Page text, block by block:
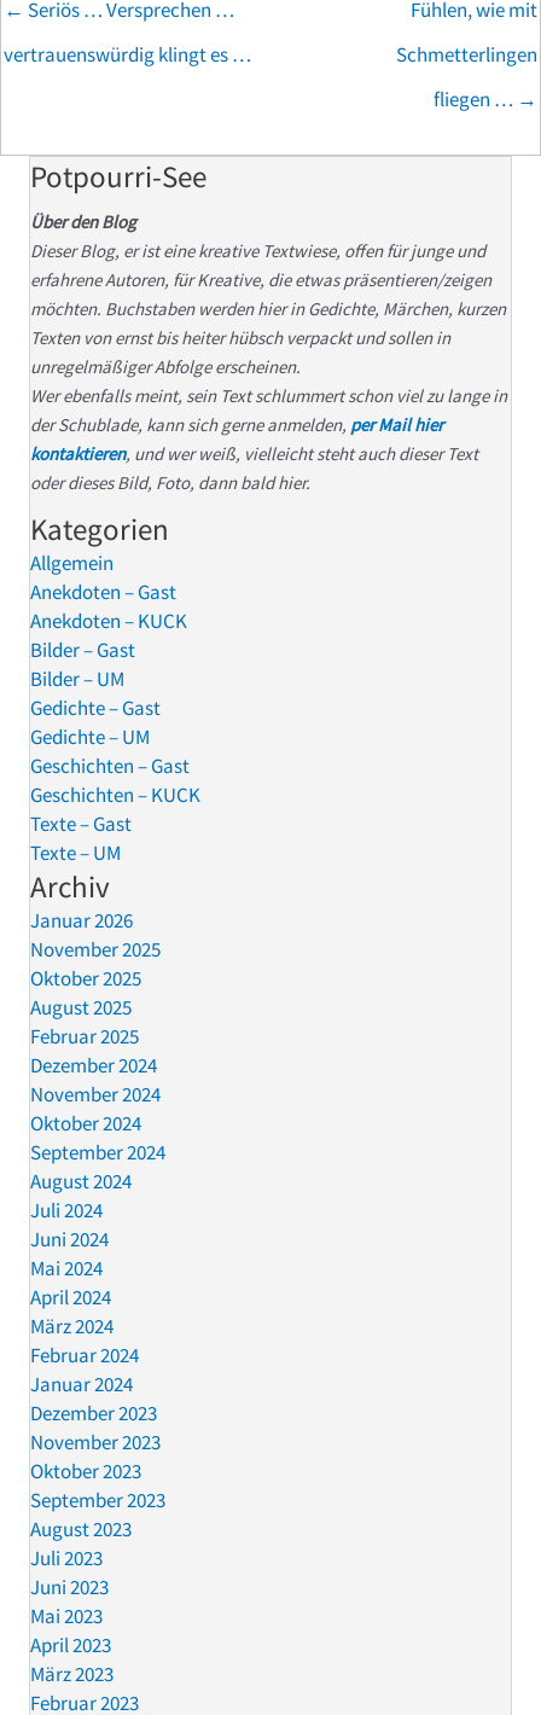
navigation
← Seriös … Versprechen …
vertrauenswürdig klingt es …
Fühlen, wie mit
Schmetterlingen
fliegen … →
Potpourri-See
Über den Blog
Dieser Blog, er ist eine kreative Textwiese, offen für junge und
erfahrene Autoren, für Kreative, die etwas präsentieren/zeigen
möchten. Buchstaben werden hier in Gedichte, Märchen, kurzen
Texten von ernst bis heiter hübsch verpackt und sollen in
unregelmäßiger Abfolge erscheinen.
Wer ebenfalls meint, sein Text schlummert schon viel zu lange in
der Schublade, kann sich gerne anmelden, per Mail hier
kontaktieren, und wer weiß, vielleicht steht auch dieser Text
oder dieses Bild, Foto, dann bald hier.
Kategorien
Allgemein
Anekdoten – Gast
Anekdoten – KUCK
Bilder – Gast
Bilder – UM
Gedichte – Gast
Gedichte – UM
Geschichten – Gast
Geschichten – KUCK
Texte – Gast
Texte – UM
Archiv
Januar 2026
November 2025
Oktober 2025
August 2025
Februar 2025
Dezember 2024
November 2024
Oktober 2024
September 2024
August 2024
Juli 2024
Juni 2024
Mai 2024
April 2024
März 2024
Februar 2024
Januar 2024
Dezember 2023
November 2023
Oktober 2023
September 2023
August 2023
Juli 2023
Juni 2023
Mai 2023
April 2023
März 2023
Februar 2023